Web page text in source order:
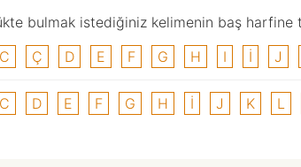
bulmak istediğiniz kelimenin baş
C Ç D E F G H I I J
C D E F G H I J K L